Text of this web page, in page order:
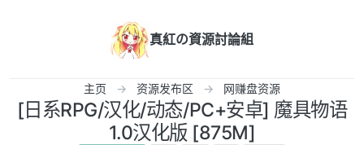
真紅の資源討論組
主页 资源发布区 网赚盘资源
[日系RPG/汉化/动态/PC+安卓] 魔具物语
1.0汉化版 [875M]